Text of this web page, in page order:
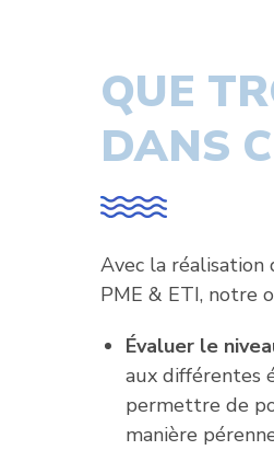
QUE
DANS
Avec la réalisation
PME & ETI, notre
Évaluer le
aux différentes
permettre de
manière